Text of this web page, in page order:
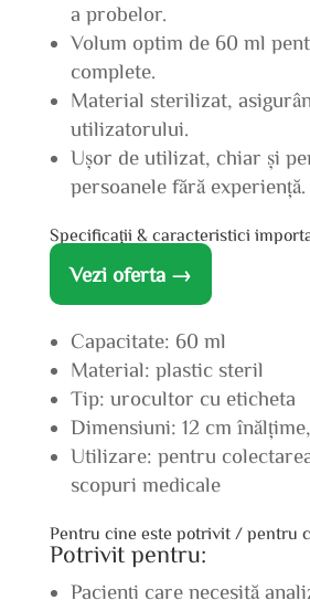
a probelor.
Volum optim de 60 ml
complete.
Material sterilizat,
utilizatorului.
Ușor de utilizat, chiar și
persoanele fără experiență.
Specificații & caracteristici
Vezi oferta →
Capacitate: 60 ml
Material: plastic steril
Tip: urocultor cu eticheta
Dimensiuni: 12 cm
Utilizare: pentru
scopuri medicale
Pentru cine este potrivit / pentru
Potrivit pentru:
Pacienți care necesită